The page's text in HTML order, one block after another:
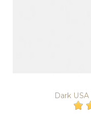
Dark